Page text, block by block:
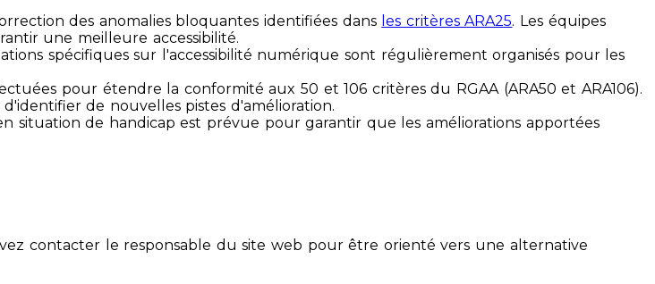
des anomalies bloquantes identifiées dans les critères ARA25. Les équipes
une meilleure accessibilité.
spécifiques sur l'accessibilité numérique sont régulièrement organisés pour les
pour étendre la conformité aux 50 et 106 critères du RGAA (ARA50 et ARA106).
de nouvelles pistes d'amélioration.
situation de handicap est prévue pour garantir que les améliorations apportées
contacter le responsable du site web pour être orienté vers une alternative